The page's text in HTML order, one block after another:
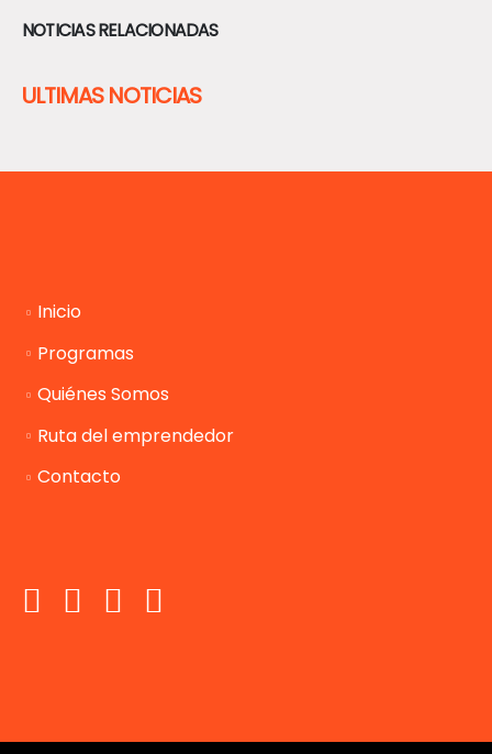
NOTICIAS RELACIONADAS
ULTIMAS NOTICIAS
Inicio
Programas
Quiénes Somos
Ruta del emprendedor
Contacto